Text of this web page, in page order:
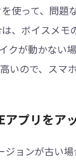
使って、問題
、ボイスメモ
クが動かない
いので、スマ
プリをア
ジョンが古い